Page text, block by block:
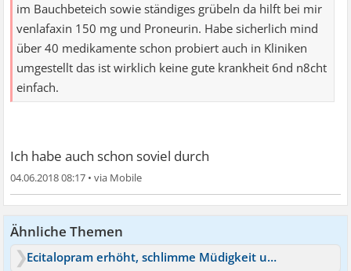
im Bauchbeteich sowie ständiges grübeln da hilft bei mir
venlafaxin 150 mg und Proneurin. Habe sicherlich mind
über 40 medikamente schon probiert auch in Kliniken
umgestellt das ist wirklich keine gute krankheit 6nd n8cht
einfach.
Ich habe auch schon soviel durch
04.06.2018 08:17 •
Ähnliche Themen
Ecitalopram erhöht, schlimme Müdigkeit und Panik